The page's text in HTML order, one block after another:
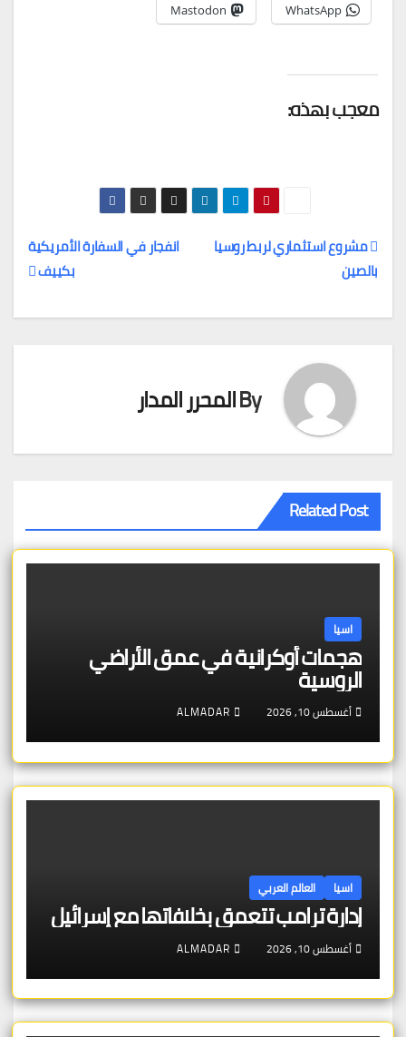
WhatsApp
Mastodon
معجب بهذه:
تصفّح
المقالات
انفجار في السفارة الأمريكية
بكييف
مشروع استثماري لربط روسيا
بالصين
Byالمحرر المدار
Related Post
اسيا
هجمات أوكرانية في عمق الأراضي
الروسية
أغسطس 10, 2026 ALMADAR
اسيا العالم العربي
إدارة ترامب تتعمق بخلافاتها مع إسرائيل
أغسطس 10, 2026 ALMADAR